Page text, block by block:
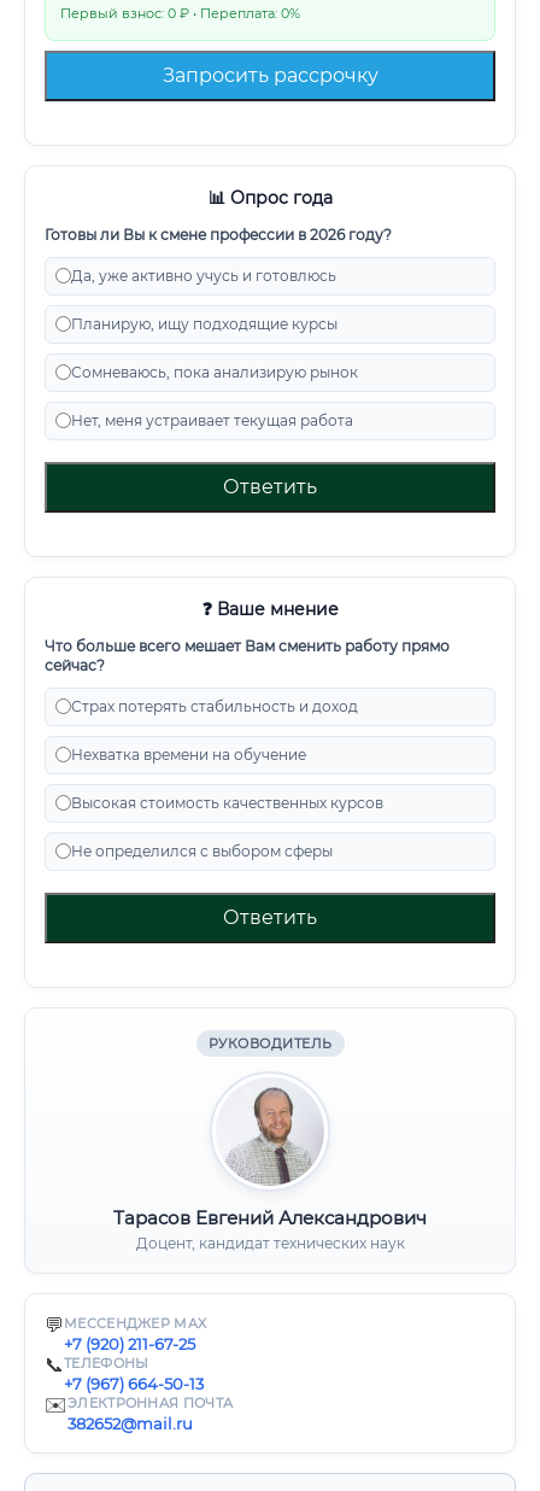
Первый взнос: 0 ₽ • Переплата: 0%
Запросить рассрочку
📊 Опрос года
Готовы ли Вы к смене профессии в 2026 году?
Да, уже активно учусь и готовлюсь
Планирую, ищу подходящие курсы
Сомневаюсь, пока анализирую рынок
Нет, меня устраивает текущая работа
Ответить
❓ Ваше мнение
Что больше всего мешает Вам сменить работу прямо
сейчас?
Страх потерять стабильность и доход
Нехватка времени на обучение
Высокая стоимость качественных курсов
Не определился с выбором сферы
Ответить
РУКОВОДИТЕЛЬ
Тарасов Евгений Александрович
Доцент, кандидат технических наук
💬 МЕССЕНДЖЕР MAX
+7 (920) 211-67-25
📞ТЕЛЕФОНЫ
+7 (967) 664-50-13
✉️ЭЛЕКТРОННАЯ ПОЧТА
382652@mail.ru